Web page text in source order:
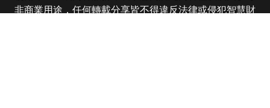
非商業用途，任何轉載分享皆不得違反法律或侵犯智慧財